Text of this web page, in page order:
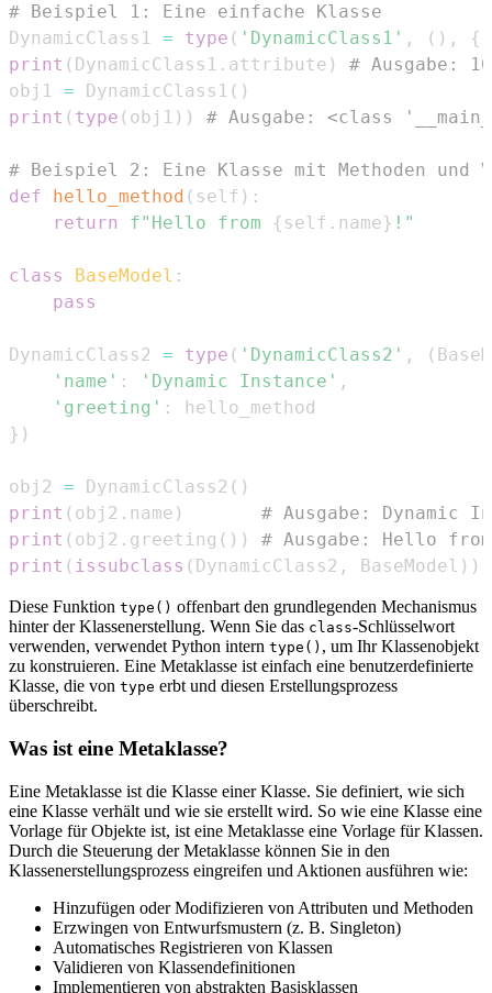
# Beispiel 1: Eine einfache Klasse
DynamicClass1 = type ( 'DynamicClass1' , ( ) , {
print ( DynamicClass1 . attribute )
# Ausgabe:
obj1 = DynamicClass1 ( )
print ( type ( obj1 ) ) # Ausgabe: <class
# Beispiel 2: Eine Klasse mit Methoden und
def
hello_method ( self ) :
return
f"Hello from { self . name} !"
class BaseModel :
pass
DynamicClass2 = type ( 'DynamicClass2' , (
'name' : 'Dynamic Instance' ,
'greeting' :
} )
obj2 = DynamicClass2 ( )
print ( obj2 . name )
# Ausgabe: Dynamic
print ( obj2 . greeting ( ) )
# Ausgabe: Hello
print ( issubclass ( DynamicClass2 , BaseModel ) )
Diese Funktion type() offenbart den grundlegenden Mechanismus
hinter der Klassenerstellung. Wenn Sie das class-Schlüsselwort
verwenden, verwendet Python intern type() , um Ihr Klassenobjekt
zu konstruieren. Eine Metaklasse ist einfach eine benutzerdefinierte
Klasse, die von type erbt und diesen Erstellungsprozess
überschreibt.
Was ist eine Metaklasse?
Eine Metaklasse ist die Klasse einer Klasse. Sie definiert, wie sich
eine Klasse verhält und wie sie erstellt wird. So wie eine Klasse eine
Vorlage für Objekte ist, ist eine Metaklasse eine Vorlage für Klassen.
Durch die Steuerung der Metaklasse können Sie in den
Klassenerstellungsprozess eingreifen und Aktionen ausführen wie:
Hinzufügen oder Modifizieren von Attributen und Methoden
Erzwingen von Entwurfsmustern (z. B. Singleton)
Automatisches Registrieren von Klassen
Validieren von Klassendefinitionen
Implementieren von abstrakten Basisklassen